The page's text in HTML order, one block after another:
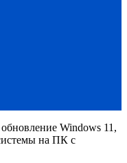
Windows 11,
на ПК с